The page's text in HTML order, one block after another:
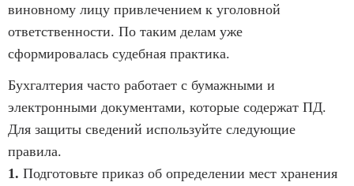
виновному лицу привлечением к уголовной
ответственности. По таким делам уже
сформировалась судебная практика.
Бухгалтерия часто работает с бумажными и
электронными документами, которые содержат ПД.
Для защиты сведений используйте следующие
правила.
1. Подготовьте приказ об определении мест хранения